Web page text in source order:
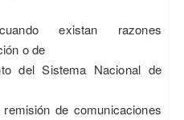
existan razones
o de
del Sistema Nacional de
de comunicaciones